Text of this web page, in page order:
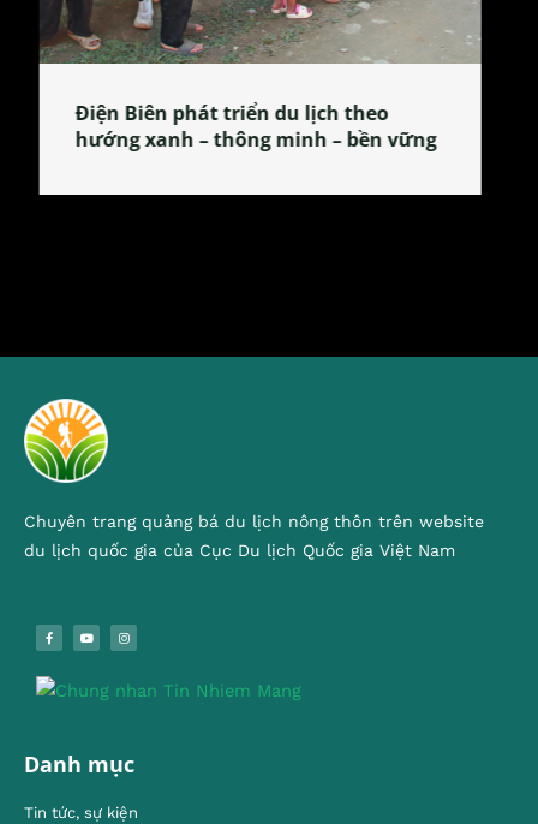
Làng làm bánh tẻ Phú Nhi – nơi lan
tỏa đặc sản xứ Đoài
Chuyên trang quảng bá du lịch nông thôn trên website
du lịch quốc gia của Cục Du lịch Quốc gia Việt Nam
Danh mục
Tin tức, sự kiện